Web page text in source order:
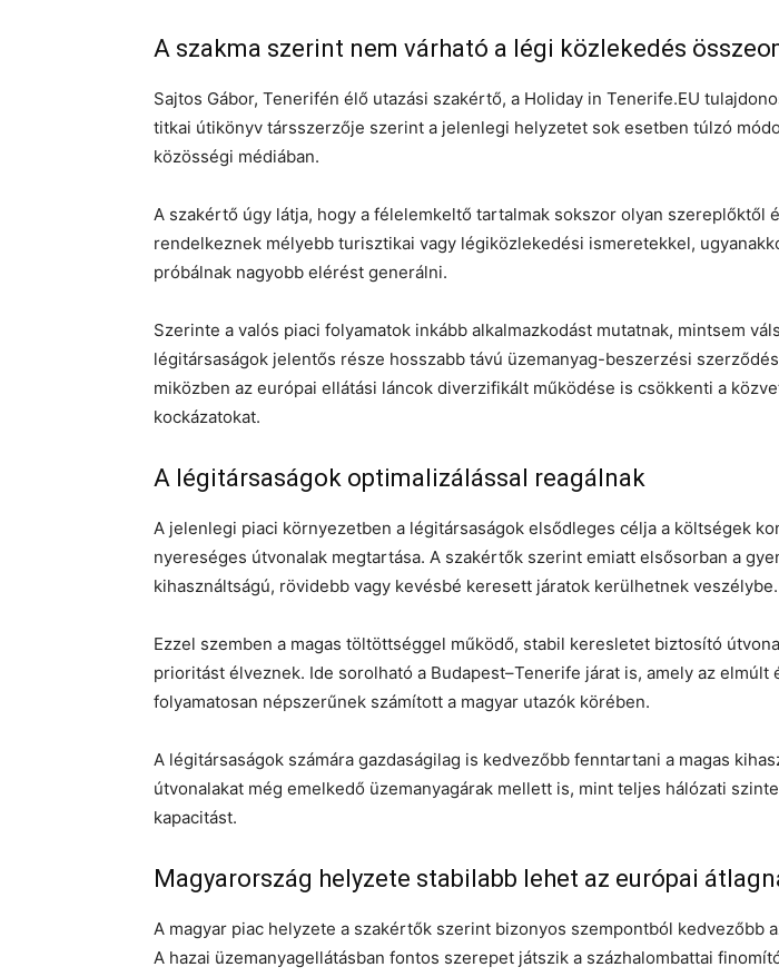
A szakma szerint nem várható a légi közlekedés
Sajtos Gábor, Tenerifén élő utazási szakértő, a Holiday in Tenerife.EU
titkai útikönyv társszerzője szerint a jelenlegi helyzetet sok esetben túlzó
közösségi médiában.
A szakértő úgy látja, hogy a félelemkeltő tartalmak sokszor olyan szereplőktől
rendelkeznek mélyebb turisztikai vagy légiközlekedési ismeretekkel,
próbálnak nagyobb elérést generálni.
Szerinte a valós piaci folyamatok inkább alkalmazkodást mutatnak, mintsem
légitársaságok jelentős része hosszabb távú üzemanyag-beszerzési
miközben az európai ellátási láncok diverzifikált működése is csökkenti a
kockázatokat.
A légitársaságok optimalizálással reagálnak
A jelenlegi piaci környezetben a légitársaságok elsődleges célja a költségek
nyereséges útvonalak megtartása. A szakértők szerint emiatt elsősorban a
kihasználtságú, rövidebb vagy kevésbé keresett járatok kerülhetnek veszélybe.
Ezzel szemben a magas töltöttséggel működő, stabil keresletet biztosító
prioritást élveznek. Ide sorolható a Budapest–Tenerife járat is, amely az elmúlt
folyamatosan népszerűnek számított a magyar utazók körében.
A légitársaságok számára gazdaságilag is kedvezőbb fenntartani a magas
útvonalakat még emelkedő üzemanyagárak mellett is, mint teljes hálózati
kapacitást.
Magyarország helyzete stabilabb lehet az európai
A magyar piac helyzete a szakértők szerint bizonyos szempontból kedvezőbb
A hazai üzemanyagellátásban fontos szerepet játszik a százhalombattai